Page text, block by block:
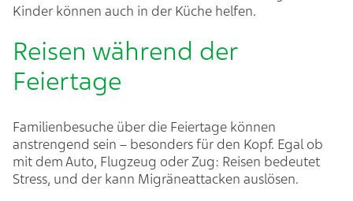
Kinder können auch in der Küche helfen.
Reisen während der
Feiertage
Familienbesuche über die Feiertage können
anstrengend sein – besonders für den Kopf. Egal ob
mit dem Auto, Flugzeug oder Zug: Reisen bedeutet
Stress, und der kann Migräneattacken auslösen.